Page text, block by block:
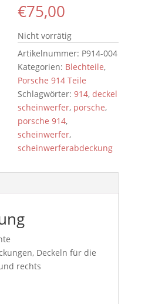
€75,00
Nicht vorrätig
Artikelnummer: P914-004
Kategorien: Blechteile,
Porsche 914 Teile
Schlagwörter:914,deckel
scheinwerfer, porsche,
porsche 914,
scheinwerfer,
scheinwerferabdeckung
Deckeln für die
rechts